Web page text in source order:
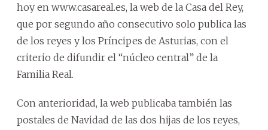
hoy en www.casareal.es, la web de la Casa del Rey,
que por segundo año consecutivo solo publica las
de los reyes y los Príncipes de Asturias, con el
criterio de difundir el “núcleo central” de la
Familia Real.
Con anterioridad, la web publicaba también las
postales de Navidad de las dos hijas de los reyes,